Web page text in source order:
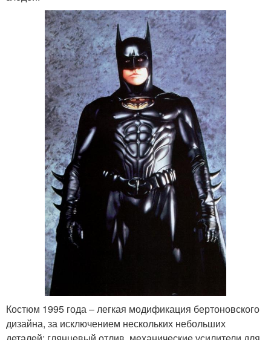
Костюм 1995 года – легкая модификация бертоновского
дизайна, за исключением нескольких небольших